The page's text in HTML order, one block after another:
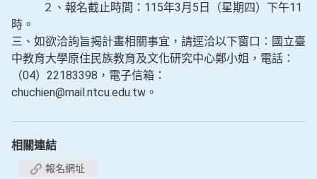
２、報名截止時間：115年3月5日（星期四）下午11
時。
三、如欲洽詢旨揭計畫相關事宜，請逕洽以下窗口：國立臺
中教育大學原住民族教育及文化研究中心鄭小姐，電話：
（04）22183398，電子信箱：
chuchien@mail.ntcu.edu.tw。
相關連結
報名網址